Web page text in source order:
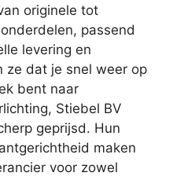
originele tot
passend
levering en
ze dat je snel weer op
bent naar
Stiebel BV
geprijsd. Hun
maken
voor zowel